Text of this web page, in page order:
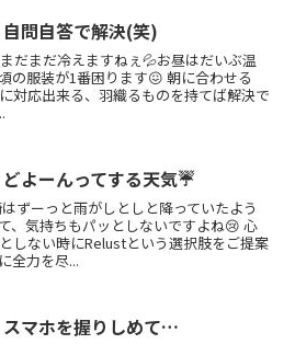
自問自答で解決(笑)
だまだ冷えますねぇ💦お昼はだいぶ温
の服装が1番困ります😖 朝に合わせる
対応出来る、羽織るものを持てば解決で
どよーんってする天気☔
ずーっと雨がしとしと降っていたよう
、気持ちもパッとしないですよね😢 心
しない時にRelustという選択肢をご提案
全力を尽...
スマホを握りしめて…